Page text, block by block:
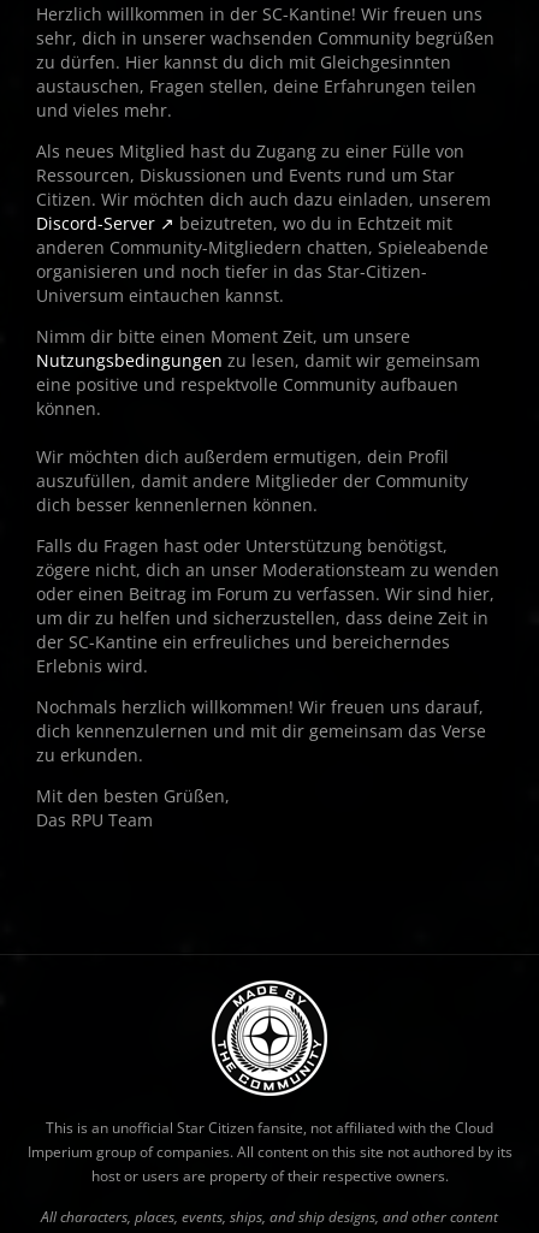
Herzlich willkommen in der SC-Kantine! Wir freuen uns
sehr, dich in unserer wachsenden Community begrüßen
zu dürfen. Hier kannst du dich mit Gleichgesinnten
austauschen, Fragen stellen, deine Erfahrungen teilen
und vieles mehr.
Als neues Mitglied hast du Zugang zu einer Fülle von
Ressourcen, Diskussionen und Events rund um Star
Citizen. Wir möchten dich auch dazu einladen, unserem
Discord-Server
beizutreten, wo du in Echtzeit mit
anderen Community-Mitgliedern chatten, Spieleabende
organisieren und noch tiefer in das Star-Citizen-
Universum eintauchen kannst.
Nimm dir bitte einen Moment Zeit, um unsere
Nutzungsbedingungen zu lesen, damit wir gemeinsam
eine positive und respektvolle Community aufbauen
können.
Wir möchten dich außerdem ermutigen, dein Profil
auszufüllen, damit andere Mitglieder der Community
dich besser kennenlernen können.
Falls du Fragen hast oder Unterstützung benötigst,
zögere nicht, dich an unser Moderationsteam zu wenden
oder einen Beitrag im Forum zu verfassen. Wir sind hier,
um dir zu helfen und sicherzustellen, dass deine Zeit in
der SC-Kantine ein erfreuliches und bereicherndes
Erlebnis wird.
Nochmals herzlich willkommen! Wir freuen uns darauf,
dich kennenzulernen und mit dir gemeinsam das Verse
zu erkunden.
Mit den besten Grüßen,
Das RPU Team
This is an unofficial Star Citizen fansite, not affiliated with the Cloud
Imperium group of companies. All content on this site not authored by its
host or users are property of their respective owners.
All characters, places, events, ships, and ship designs, and other content